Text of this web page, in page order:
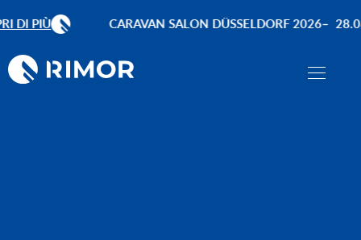
PIÙ CARAVAN SALON DÜSSELDORF 2026 28.08